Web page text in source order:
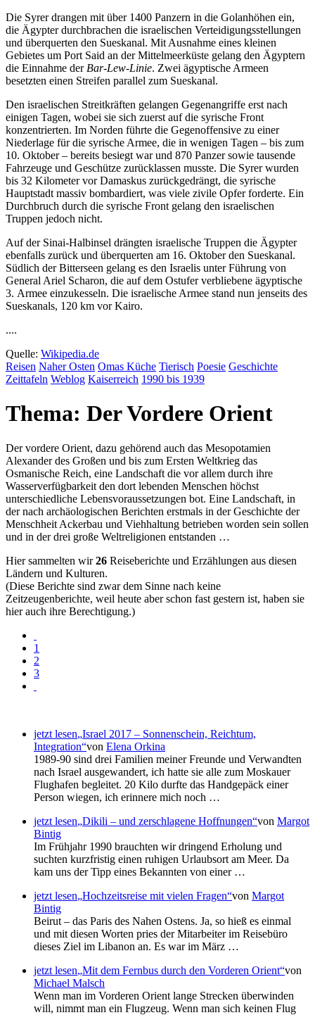
Die Syrer drangen mit über 1400 Panzern in die Golanhöhen ein,
die Ägypter durchbrachen die israelischen Verteidigungsstellungen
und überquerten den Sueskanal. Mit Ausnahme eines kleinen
Gebietes um Port Said an der Mittelmeerküste gelang den Ägyptern
die Einnahme der Bar-Lew-Linie. Zwei ägyptische Armeen
besetzten einen Streifen parallel zum Sueskanal.
Den israelischen Streitkräften gelangen Gegenangriffe erst nach
einigen Tagen, wobei sie sich zuerst auf die syrische Front
konzentrierten. Im Norden führte die Gegenoffensive zu einer
Niederlage für die syrische Armee, die in wenigen Tagen – bis zum
10. Oktober – bereits besiegt war und 870 Panzer sowie tausende
Fahrzeuge und Geschütze zurücklassen musste. Die Syrer wurden
bis 32 Kilometer vor Damaskus zurückgedrängt, die syrische
Hauptstadt massiv bombardiert, was viele zivile Opfer forderte. Ein
Durchbruch durch die syrische Front gelang den israelischen
Truppen jedoch nicht.
Auf der Sinai-Halbinsel drängten israelische Truppen die Ägypter
ebenfalls zurück und überquerten am 16. Oktober den Sueskanal.
Südlich der Bitterseen gelang es den Israelis unter Führung von
General Ariel Scharon, die auf dem Ostufer verbliebene ägyptische
3. Armee einzukesseln. Die israelische Armee stand nun jenseits des
Sueskanals, 120 km vor Kairo.
....
Quelle: Wikipedia.de
Reisen Naher Osten Omas Küche Tierisch Poesie Geschichte
Zeittafeln Weblog Kaiserreich 1990 bis 1939
Thema: Der Vordere Orient
Der vordere Orient, dazu gehörend auch das Mesopotamien
Alexander des Großen und bis zum Ersten Weltkrieg das
Osmanische Reich, eine Landschaft die vor allem durch ihre
Wasserverfügbarkeit den dort lebenden Menschen höchst
unterschiedliche Lebensvoraussetzungen bot. Eine Landschaft, in
der nach archäologischen Berichten erstmals in der Geschichte der
Menschheit Ackerbau und Viehhaltung betrieben worden sein sollen
und in der drei große Weltreligionen entstanden …
Hier sammelten wir26 Reiseberichte und Erzählungen aus diesen
Ländern und Kulturen.
(Diese Berichte sind zwar dem Sinne nach keine
Zeitzeugenberichte, weil heute aber schon fast gestern ist, haben sie
hier auch ihre Berechtigung.)
1
2
3
jetzt lesen Israel 2017 – Sonnenschein, Reichtum,
Integration von Elena Orkina
1989-90 sind drei Familien meiner Freunde und Verwandten
nach Israel ausgewandert, ich hatte sie alle zum Moskauer
Flughafen begleitet. 20 Kilo durfte das Handgepäck einer
Person wiegen, ich erinnere mich noch …
jetzt lesen Dikili – und zerschlagene Hoffnungen von Margot
Bintig
Im Frühjahr 1990 brauchten wir dringend Erholung und
suchten kurzfristig einen ruhigen Urlaubsort am Meer. Da
kam uns der Tipp eines Bekannten von einer …
jetzt lesen Hochzeitsreise mit vielen Fragen von Margot
Bintig
Beirut – das Paris des Nahen Ostens. Ja, so hieß es einmal
und mit diesen Worten pries der Mitarbeiter im Reisebüro
dieses Ziel im Libanon an. Es war im März …
jetzt lesen Mit dem Fernbus durch den Vorderen Orient von
Michael Malsch
Wenn man im Vorderen Orient lange Strecken überwinden
will, nimmt man ein Flugzeug. Wenn man sich keinen Flug